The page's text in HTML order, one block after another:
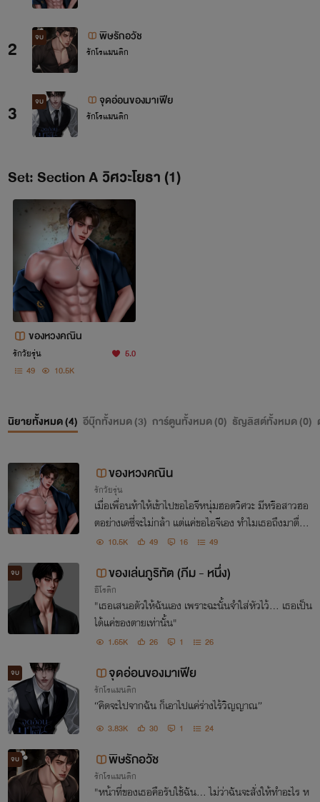
2 จบ พิษรักอวัช
รักโรแมนติก
3 จบ จุดอ่อนของมาเฟีย
รักโรแมนติก
Set: Section A วิศวะโยธา (1)
ของหวงคณิน
รักวัยรุ่น
5.0
49
10.5K
นิยายทั้งหมด (4) อีบุ๊กทั้งหมด (3) การ์ตูนทั้งหมด (0) ธัญลิสต์ทั้งหมด (0)
ของหวงคณิน
รักวัยรุ่น
เมื่อเพื่อนท้าให้เข้าไปขอไอจีหนุ่มฮอตวิศวะ มีหรือสาวฮอ
ตอย่างเดซี่จะไม่กล้า แต่แค่ขอไอจีเอง ทำไมเธอถึงมาตื่นที่
ห้องของเขาได้ละ
10.5K 49 16 49
จบ ของเล่นภูริทัต (ภีม - หนึ่ง)
อีโรติก
"เธอเสนอตัวให้ฉันเอง เพราะฉะนั้นจำใส่หัวไว้... เธอเป็น
ได้แค่ของตายเท่านั้น"
1.65K 26 1 26
จบ จุดอ่อนของมาเฟีย
รักโรแมนติก
“คิดจะไปจากฉัน ก็เอาไปแค่ร่างไร้วิญญาณ”
3.83K 30 1 24
จบ พิษรักอวัช
รักโรแมนติก
"หน้าที่ของเธอคือรับใช้ฉัน... ไม่ว่าฉันจะสั่งให้ทำอะไร ห